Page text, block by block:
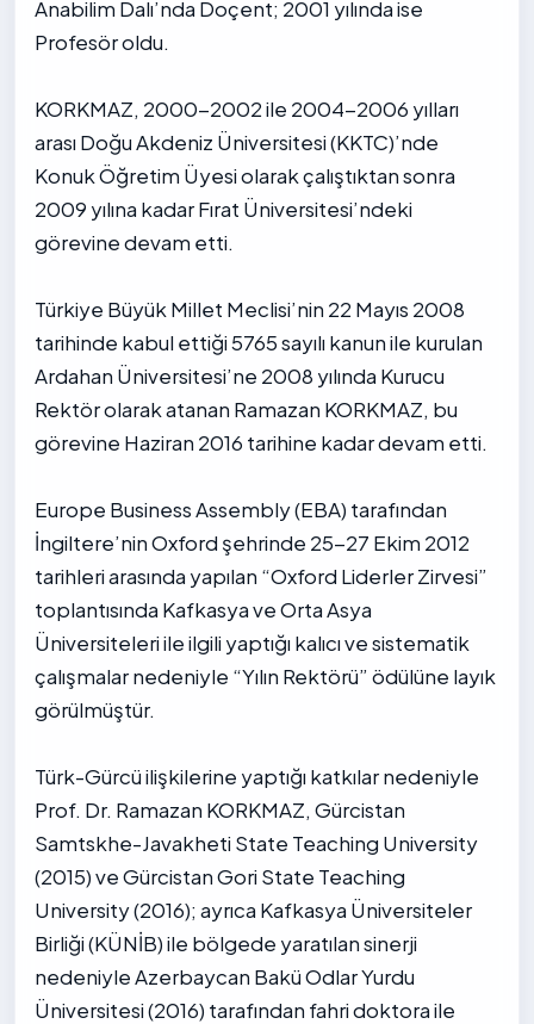
Anabilim Dalı’nda Doçent; 2001 yılında ise
Profesör oldu.
KORKMAZ, 2000-2002 ile 2004-2006 yılları
arası Doğu Akdeniz Üniversitesi (KKTC)’nde
Konuk Öğretim Üyesi olarak çalıştıktan sonra
2009 yılına kadar Fırat Üniversitesi’ndeki
görevine devam etti.
Türkiye Büyük Millet Meclisi’nin 22 Mayıs 2008
tarihinde kabul ettiği 5765 sayılı kanun ile kurulan
Ardahan Üniversitesi’ne 2008 yılında Kurucu
Rektör olarak atanan Ramazan KORKMAZ, bu
görevine Haziran 2016 tarihine kadar devam etti.
Europe Business Assembly (EBA) tarafından
İngiltere’nin Oxford şehrinde 25-27 Ekim 2012
tarihleri arasında yapılan “Oxford Liderler Zirvesi”
toplantısında Kafkasya ve Orta Asya
Üniversiteleri ile ilgili yaptığı kalıcı ve sistematik
çalışmalar nedeniyle “Yılın Rektörü” ödülüne layık
görülmüştür.
Türk-Gürcü ilişkilerine yaptığı katkılar nedeniyle
Prof. Dr. Ramazan KORKMAZ, Gürcistan
Samtskhe-Javakheti State Teaching University
(2015) ve Gürcistan Gori State Teaching
University (2016); ayrıca Kafkasya Üniversiteler
Birliği (KÜNİB) ile bölgede yaratılan sinerji
nedeniyle Azerbaycan Bakü Odlar Yurdu
Üniversitesi (2016) tarafından fahri doktora ile